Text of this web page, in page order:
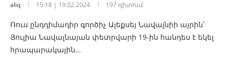
aliq 15:18 | 19.02.2024 197 դիտում
Ռուս ընդդիմադիր գործիչ Ալեքսեյ Նավալնիի այրին՝
Յուլիա Նավալնայան փետրվարի 19-ին հանդես է եկել
հրապարակային…